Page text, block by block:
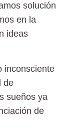
solución
en la
ideas
inconsciente
de
sueños ya
de